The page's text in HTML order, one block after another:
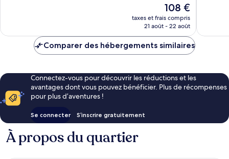
Le
nouveau
prix
de
108 €
taxes et frais compris
21 août - 22 août
Amelot
Comparer des hébergements similaires
Connectez-vous pour découvrir les réductions et les
avantages dont vous pouvez bénéficier. Plus de récompenses
pour plus d’aventures !
Se connecter S’inscrire gratuitement
À propos du quartier